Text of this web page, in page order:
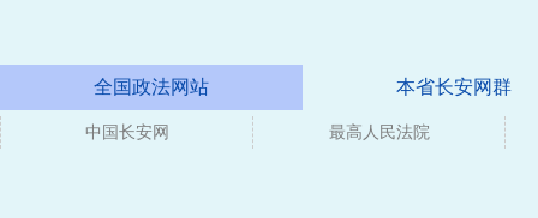
全国政法网站 本省长安网群
媒体
中国长安网 最高人民法院